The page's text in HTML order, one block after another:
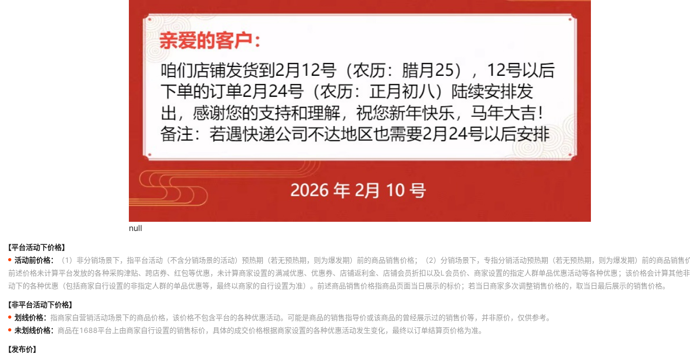
【平台活动下价格】
活动前价格：
（1）非分销场景下，指平台活动（不含分销场景的活动）预热期（若无预热期，则为爆发期）前的商品销售价格；（2）分销场景下，专指分销活动预热期（若无预热期，则为爆发期）前的商品销售
前述价格未计算平台发放的各种采购津贴、跨店券、红包等优惠，未计算商家设置的满减优惠、优惠券、店铺返利金、店铺会员折扣以及L会员价、商家设置的指定人群单品优惠活动等各种优惠；该价格会计算其他
动下的各种优惠（包括商家自行设置的非指定人群的单品优惠等，最终以商家的自行设置为准）。前述商品销售价格指商品页面当日展示的标价；若当日商家多次调整销售价格的，取当日最后展示的销售价格。
【非平台活动下价格】
划线价格： 指商家自营销活动场景下的商品价格，该价格不包含平台的各种优惠活动。可能是商品的销售指导价或该商品的曾经展示过的销售价等，并非原价，仅供参考。
未划线价格： 商品在1688平台上由商家自行设置的销售标价，具体的成交价格根据商家设置的各种优惠活动发生变化，最终以订单结算页价格为准。
【发布价】